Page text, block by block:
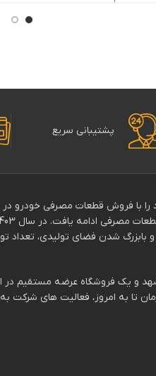
پشتیبانی سریع
پالایش” فعالیت خود را با فروش قطعات مصرفی
شدن فضای تولیدی، تعداد
مشهد و یک فروشگاه عرضه مستقیم در
تا به امروز، فعالیت های